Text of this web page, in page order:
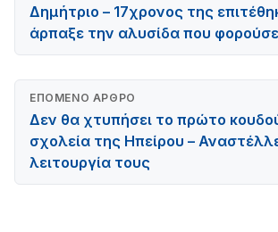
Δημήτριο – 17χρονος της
άρπαξε την αλυσίδα που φορούσε
ΕΠΌΜΕΝΟ ΆΡΘΡΟ
Δεν θα χτυπήσει το πρώτο
σχολεία της Ηπείρου –
λειτουργία τους